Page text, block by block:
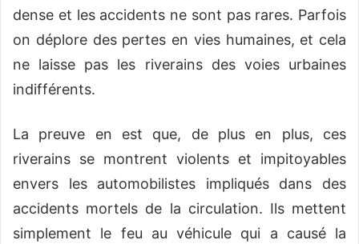
dense et les accidents ne sont pas rares. Parfois
on déplore des pertes en vies humaines, et cela
ne laisse pas les riverains des voies urbaines
indifférents.
La preuve en est que, de plus en plus, ces
riverains se montrent violents et impitoyables
envers les automobilistes impliqués dans des
accidents mortels de la circulation. Ils mettent
simplement le feu au véhicule qui a causé la